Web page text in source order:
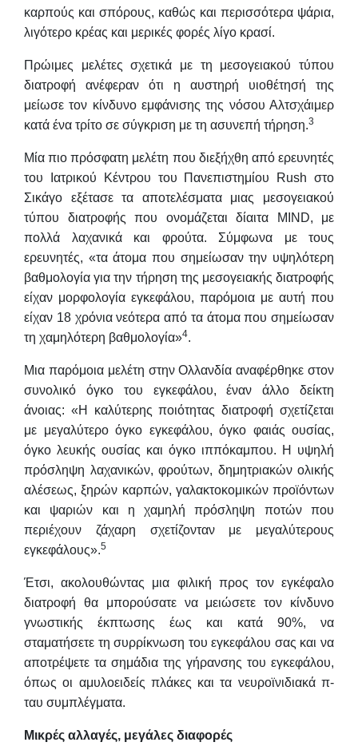
καρπούς και σπόρους, καθώς και περισσότερα ψάρια,
λιγότερο κρέας και μερικές φορές λίγο κρασί.
Πρώιμες μελέτες σχετικά με τη μεσογειακού τύπου
διατροφή ανέφεραν ότι η αυστηρή υιοθέτησή της
μείωσε τον κίνδυνο εμφάνισης της νόσου Αλτσχάιμερ
κατά ένα τρίτο σε σύγκριση με τη ασυνεπή τήρηση.3
Μία πιο πρόσφατη μελέτη που διεξήχθη από ερευνητές
του Ιατρικού Κέντρου του Πανεπιστημίου Rush στο
Σικάγο εξέτασε τα αποτελέσματα μιας μεσογειακού
τύπου διατροφής που ονομάζεται δίαιτα MIND, με
πολλά λαχανικά και φρούτα. Σύμφωνα με τους
ερευνητές, «τα άτομα που σημείωσαν την υψηλότερη
βαθμολογία για την τήρηση της μεσογειακής διατροφής
είχαν μορφολογία εγκεφάλου, παρόμοια με αυτή που
είχαν 18 χρόνια νεότερα από τα άτομα που σημείωσαν
τη χαμηλότερη βαθμολογία»4.
Μια παρόμοια μελέτη στην Ολλανδία αναφέρθηκε στον
συνολικό όγκο του εγκεφάλου, έναν άλλο δείκτη
άνοιας: «Η καλύτερης ποιότητας διατροφή σχετίζεται
με μεγαλύτερο όγκο εγκεφάλου, όγκο φαιάς ουσίας,
όγκο λευκής ουσίας και όγκο ιππόκαμπου. Η υψηλή
πρόσληψη λαχανικών, φρούτων, δημητριακών ολικής
αλέσεως, ξηρών καρπών, γαλακτοκομικών προϊόντων
και ψαριών και η χαμηλή πρόσληψη ποτών που
περιέχουν ζάχαρη σχετίζονταν με μεγαλύτερους
εγκεφάλους».5
Έτσι, ακολουθώντας μια φιλική προς τον εγκέφαλο
διατροφή θα μπορούσατε να μειώσετε τον κίνδυνο
γνωστικής έκπτωσης έως και κατά 90%, να
σταματήσετε τη συρρίκνωση του εγκεφάλου σας και να
αποτρέψετε τα σημάδια της γήρανσης του εγκεφάλου,
όπως οι αμυλοειδείς πλάκες και τα νευροϊνιδιακά π-
ταυ συμπλέγματα.
Μικρές αλλαγές, μεγάλες διαφορές